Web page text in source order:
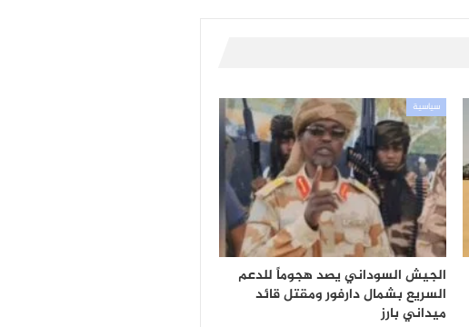
سياسية
الجيش السوداني يصد هجوماً للدعم
السريع بشمال دارفور ومقتل قائد
ميداني بارز